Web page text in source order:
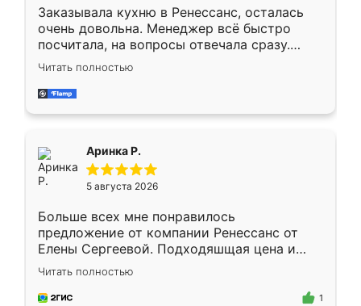
Заказывала кухню в Ренессанс, осталась
очень довольна. Менеджер всё быстро
посчитала, на вопросы отвечала сразу.
Замерщик приехал в субботу, подошёл к
делу со всей ответственностью. Собрали
за день, ребята работали аккуратно, даже
Читать полностью
Аринка Р.
5 августа 2026
Больше всех мне понравилось
предложение от компании Ренессанс от
Елены Сергеевой. Подходяшщая цена и
короткие сроки изготовления. Приехавший
для замера сотрудник Владислав
предложил по моему эскизу самый
Читать полностью
1